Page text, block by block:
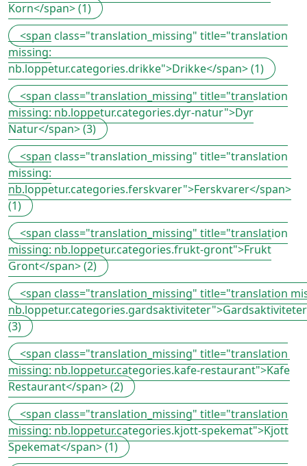
Korn</span> (1)
<span class="translation_missing" title="translation
missing:
nb.loppetur.categories.drikke">Drikke</span> (1)
<span class="translation_missing" title="translation
missing: nb.loppetur.categories.dyr-natur">Dyr
Natur</span> (3)
<span class="translation_missing" title="translation
missing:
nb.loppetur.categories.ferskvarer">Ferskvarer</span>
(1)
<span class="translation_missing" title="translation
missing: nb.loppetur.categories.frukt-gront">Frukt
Gront</span> (2)
<span class="translation_missing" title="translation
(3)
<span class="translation_missing" title="translation
missing: nb.loppetur.categories.kafe-restaurant">Kafe
Restaurant</span> (2)
<span class="translation_missing" title="translation
missing: nb.loppetur.categories.kjott-spekemat">Kjott
Spekemat</span> (1)